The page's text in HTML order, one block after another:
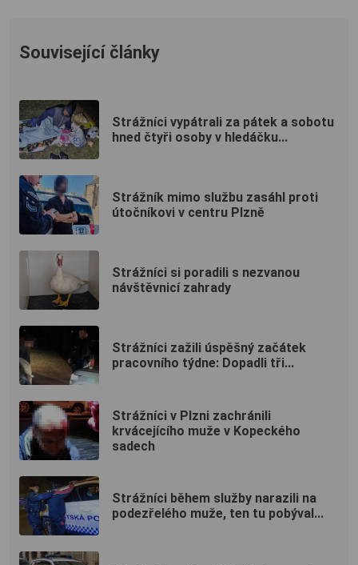
Související články
Strážníci vypátrali za pátek a sobotu
hned čtyři osoby v hledáčku...
Strážník mimo službu zasáhl proti
útočníkovi v centru Plzně
Strážníci si poradili s nezvanou
návštěvnicí zahrady
Strážníci zažili úspěšný začátek
pracovního týdne: Dopadli tři...
Strážníci v Plzni zachránili
krvácejícího muže v Kopeckého
sadech
Strážníci během služby narazili na
podezřelého muže, ten tu pobýval...